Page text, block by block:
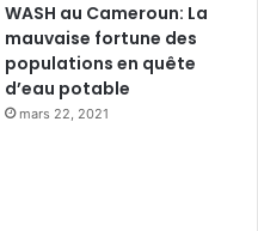
WASH au Cameroun: La
mauvaise fortune des
populations en quête
d’eau potable
mars 22, 2021